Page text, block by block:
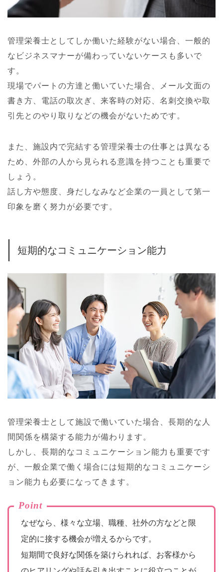
管理栄養士としてしか働いた経験がない場合、一般的
なビジネスマナーが備わっていないケースも多いで
す。
現場でパートの方達と働いていた場合、メール文面の
書き方、電話の取次ぎ、来客時の対応、名刺交換や取
引先とのやり取りなどの機会がないためです。
また、施設内で完結する管理栄養士の仕事とは異なる
ため、外部の人から見られる意識を持つことも重要で
しょう。
話し方や態度、身だしなみなど企業の一員として第一
印象を磨く努力が必要です。
短期的なコミュニケーション能力
管理栄養士として施設で働いていた場合、長期的な人
間関係を構築する能力が備わります。
しかし、長期的なコミュニケーション能力も重要です
が、一般企業で働く場合には短期的なコミュニケーシ
ョン能力も必要になってきます。
Point
なぜなら、様々な立場、職種、社外の方などと限
定的に接する機会が増えるからです。
短期間で良好な関係を築けられれば、お客様から